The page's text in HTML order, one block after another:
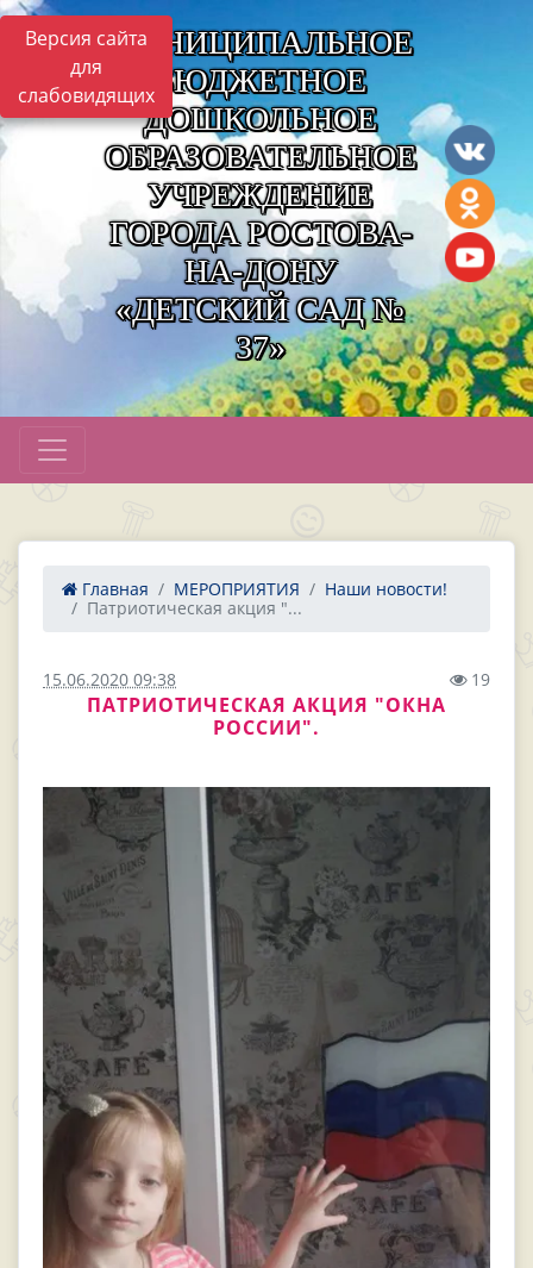
Версия сайта
для
слабовидящих
МУНИЦИПАЛЬНОЕ
БЮДЖЕТНОЕ
ДОШКОЛЬНОЕ
ОБРАЗОВАТЕЛЬНОЕ
УЧРЕЖДЕНИЕ
ГОРОДА РОСТОВА-
НА-ДОНУ
«ДЕТСКИЙ САД №
37»
Главная МЕРОПРИЯТИЯ
Наши новости!
Патриотическая акция "...
15.06.2020 09:38 19
ПАТРИОТИЧЕСКАЯ АКЦИЯ "ОКНА
РОССИИ".